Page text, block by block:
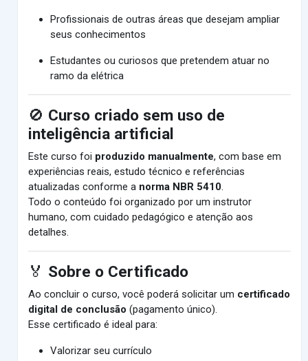
Profissionais de outras áreas que desejam ampliar
seus conhecimentos
Estudantes ou curiosos que pretendem atuar no
ramo da elétrica
🚫 Curso criado sem uso de
inteligência artificial
Este curso foi produzido manualmente, com base em
experiências reais, estudo técnico e referências
atualizadas conforme a norma NBR 5410.
Todo o conteúdo foi organizado por um instrutor
humano, com cuidado pedagógico e atenção aos
detalhes.
🏅 Sobre o Certificado
Ao concluir o curso, você poderá solicitar um certificado
digital de conclusão (pagamento único).
Esse certificado é ideal para:
Valorizar seu currículo